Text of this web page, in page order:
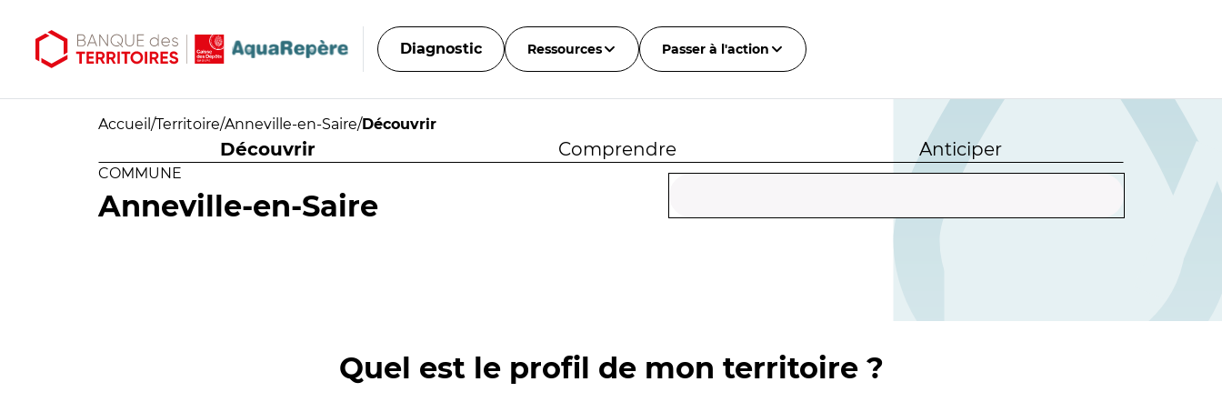
Diagnostic Ressources Passer à l'action
Accueil /Territoire/Anneville-en-Saire/Découvrir
Découvrir Comprendre Anticiper
COMMUNE
Anneville-en-Saire
Quel est le profil de mon territoire ?